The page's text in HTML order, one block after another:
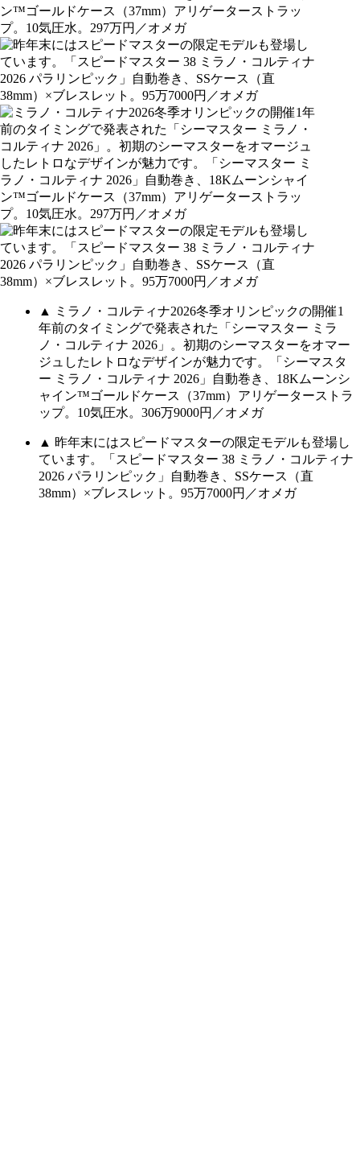
▲ ミラノ・コルティナ2026冬季オリンピックの開催1
年前のタイミングで発表された「シーマスター ミラ
ノ・コルティナ 2026」。初期のシーマスターをオマー
ジュしたレトロなデザインが魅力です。「シーマスタ
ー ミラノ・コルティナ 2026」自動巻き、18Kムーンシ
ャイン™ゴールドケース（37mm）アリゲーターストラ
ップ。10気圧水。306万9000円／オメガ
▲ 昨年末にはスピードマスターの限定モデルも登場し
ています。「スピードマスター 38 ミラノ・コルティナ
2026 パラリンピック」自動巻き、SSケース（直
38mm）×ブレスレット。95万7000円／オメガ